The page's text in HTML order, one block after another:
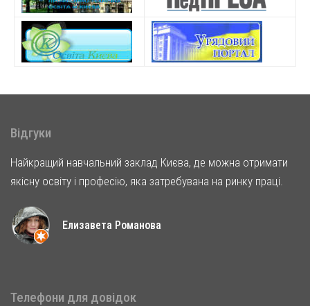
Відгуки
Найкращий навчальний заклад Києва, де можна отримати
якісну освіту і професію, яка затребувана на ринку праці.
Елизавета Романова
Телефони для довідок